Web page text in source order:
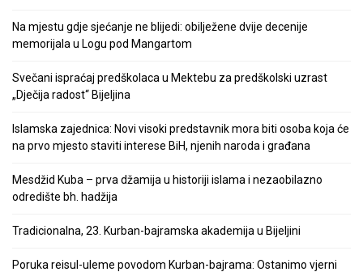
Na mjestu gdje sjećanje ne blijedi: obilježene dvije decenije
memorijala u Logu pod Mangartom
Svečani ispraćaj predškolaca u Mektebu za predškolski uzrast
„Dječija radost“ Bijeljina
Islamska zajednica: Novi visoki predstavnik mora biti osoba koja će
na prvo mjesto staviti interese BiH, njenih naroda i građana
Mesdžid Kuba – prva džamija u historiji islama i nezaobilazno
odredište bh. hadžija
Tradicionalna, 23. Kurban-bajramska akademija u Bijeljini
Poruka reisul-uleme povodom Kurban-bajrama: Ostanimo vjerni